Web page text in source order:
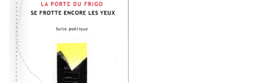
Estampes
Livres d’artiste
Ficelle noire
Auteurs